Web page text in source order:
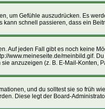
um Gefühle auszudrücken. Es
kann schnell passieren, dass ein
Auf jeden Fall gibt es noch keine
www.meineseite.de/meinbild.gif.
anzuzeigen (z. B. E-Mail-Konten,
und du solltest sie so früh
Diese legt der Board-